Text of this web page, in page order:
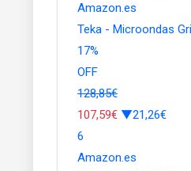
Amazon.es
Teka - Microondas
17%
OFF
128,85€
107,59€ ▼21,26€
6
Amazon.es